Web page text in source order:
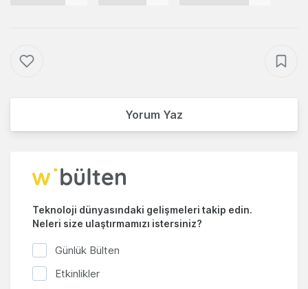
Yorum Yaz
Teknoloji dünyasındaki gelişmeleri takip edin.
Neleri size ulaştırmamızı istersiniz?
Günlük Bülten
Etkinlikler